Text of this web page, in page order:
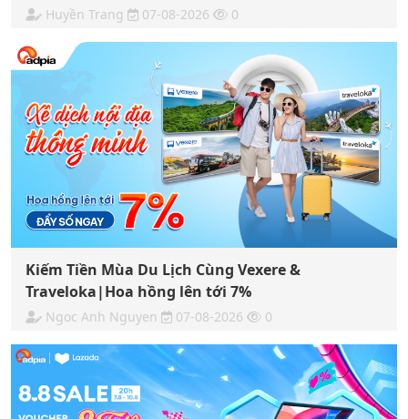
Huyền Trang 07-08-2026 0
Kiếm Tiền Mùa Du Lịch Cùng Vexere &
Traveloka|Hoa hồng lên tới 7%
Ngoc Anh Nguyen 07-08-2026 0